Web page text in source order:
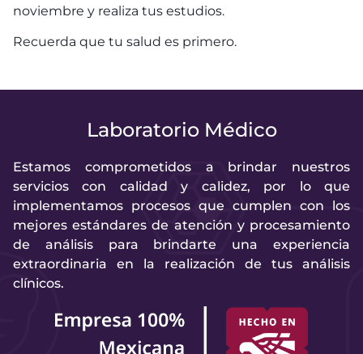
noviembre y realiza tus estudios.
Recuerda que tu salud es primero.
Laboratorio Médico
Estamos comprometidos a brindar nuestros
servicios con calidad y calidez, por lo que
implementamos procesos que cumplen con los
mejores estándares de atención y procesamiento
de análisis para brindarte una experiencia
extraordinaria en la realización de tus análisis
clínicos.